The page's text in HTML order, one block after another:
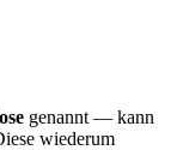
genannt — kann
wiederum